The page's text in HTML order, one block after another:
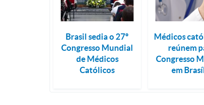
Brasil sedia o 27º
Congresso Mundial
de Médicos
Católicos
Médicos
reúnem
Congresso
em